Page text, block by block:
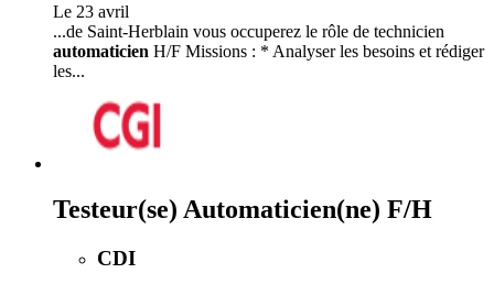
Le 23 avril
...de Saint-Herblain vous occuperez le rôle de technicien
automaticien H/F Missions : * Analyser les besoins et rédiger
les...
Testeur(se) Automaticien(ne) F/H
CDI